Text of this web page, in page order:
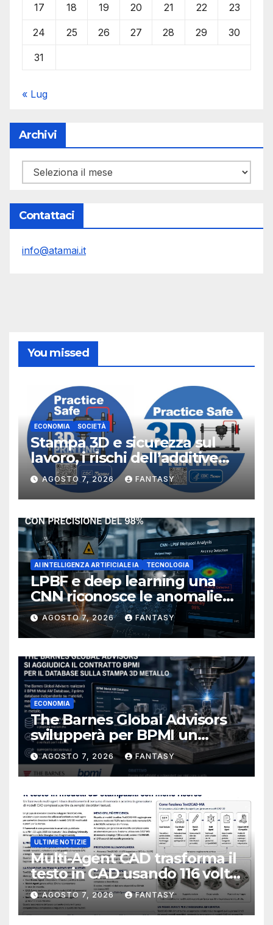
17 18 19 20 21 22 23
24 25 26 27 28 29 30
31
« Lug
Archivi
Archivi
Contattaci
info@atamai.it
You missed
ECONOMIA SOCIETÀ
Stampa 3D e sicurezza sul
lavoro, i rischi dell’additive
manufacturing secondo
NIOSH
AGOSTO 7, 2026 FANTASY
AI INTELLIGENZA ARTIFICIALE IA TECNOLOGIA
LPBF e deep learning una
CNN riconosce le anomalie
del bagno di fusione
AGOSTO 7, 2026 FANTASY
ECONOMIA
The Barnes Global Advisors
svilupperà per BPMI un
database per la stampa 3D
metallica destinata alla filiera
navale statunitense
AGOSTO 7, 2026 FANTASY
ULTIME NOTIZIE
Multi-Agent CAD trasforma il
testo in CAD usando 116 volte
meno token
AGOSTO 7, 2026 FANTASY